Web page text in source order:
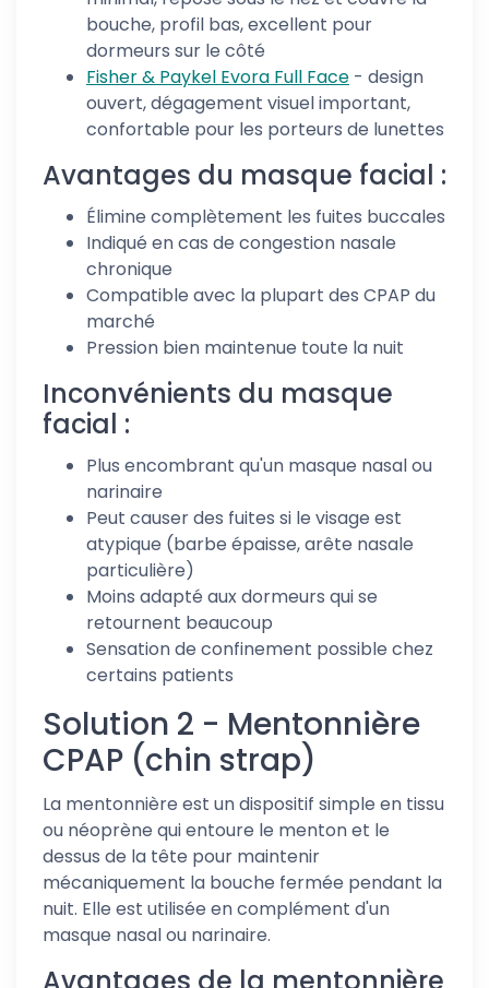
bouche, profil bas, excellent pour
dormeurs sur le côté
Fisher & Paykel Evora Full Face - design
ouvert, dégagement visuel important,
confortable pour les porteurs de lunettes
Avantages du masque facial :
Élimine complètement les fuites buccales
Indiqué en cas de congestion nasale
chronique
Compatible avec la plupart des CPAP du
marché
Pression bien maintenue toute la nuit
Inconvénients du masque
facial :
Plus encombrant qu'un masque nasal ou
narinaire
Peut causer des fuites si le visage est
atypique (barbe épaisse, arête nasale
particulière)
Moins adapté aux dormeurs qui se
retournent beaucoup
Sensation de confinement possible chez
certains patients
Solution 2 - Mentonnière
CPAP (chin strap)
La mentonnière est un dispositif simple en tissu
ou néoprène qui entoure le menton et le
dessus de la tête pour maintenir
mécaniquement la bouche fermée pendant la
nuit. Elle est utilisée en complément d'un
masque nasal ou narinaire.